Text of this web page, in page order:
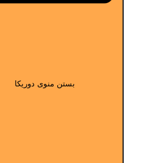
بستن منوی دوریکا